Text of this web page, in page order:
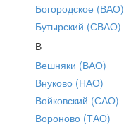
Богородское (ВАО)
Бутырский (СВАО)
В
Вешняки (ВАО)
Внуково (НАО)
Войковский (САО)
Вороново (ТАО)